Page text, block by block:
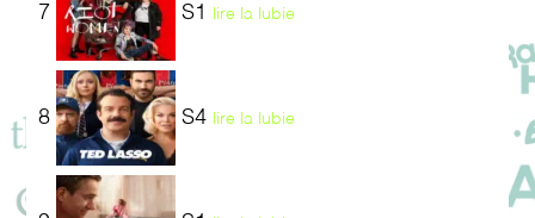
7 S1 lire la lubie
8 S4 lire la lubie